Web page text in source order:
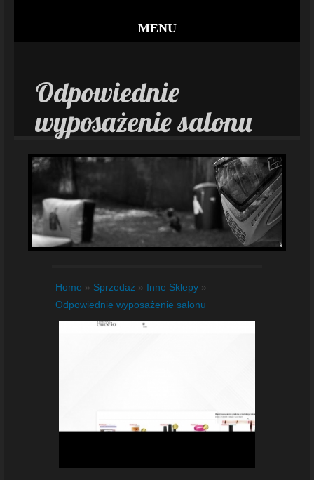
MENU
Odpowiednie
wyposażenie salonu
Home » Sprzedaż » Inne Sklepy »
Odpowiednie wyposażenie salonu